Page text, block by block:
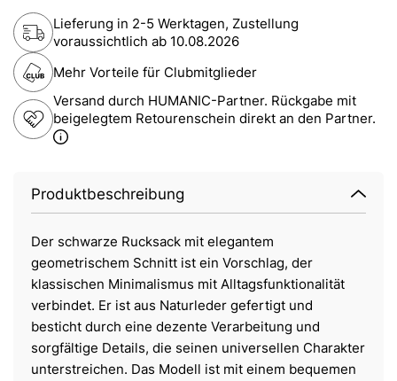
Lieferung in 2-5 Werktagen, Zustellung
voraussichtlich ab 10.08.2026
Mehr Vorteile für Clubmitglieder
Versand durch HUMANIC-Partner. Rückgabe mit
beigelegtem Retourenschein direkt an den Partner.
Produktbeschreibung
Der schwarze Rucksack mit elegantem
geometrischem Schnitt ist ein Vorschlag, der
klassischen Minimalismus mit Alltagsfunktionalität
verbindet. Er ist aus Naturleder gefertigt und
besticht durch eine dezente Verarbeitung und
sorgfältige Details, die seinen universellen Charakter
unterstreichen. Das Modell ist mit einem bequemen